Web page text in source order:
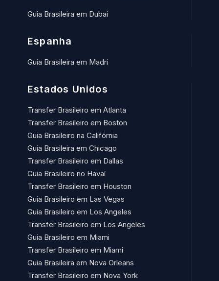
Guia Brasileira em Dubai
Espanha
Guia Brasileira em Madri
Estados Unidos
Transfer Brasileiro em Atlanta
Transfer Brasileiro em Boston
Guia Brasileiro na Califórnia
Guia Brasileira em Chicago
Transfer Brasileiro em Dallas
Guia Brasileiro no Havaí​
Transfer Brasileiro em Houston
Guia Brasileiro em Las Vegas
Guia Brasileiro em Los Angeles
Transfer Brasileiro em Los Angeles
Guia Brasileiro em Miami
Transfer Brasileiro em Miami
Guia Brasileira em Nova Orleans
Transfer Brasileiro em Nova York